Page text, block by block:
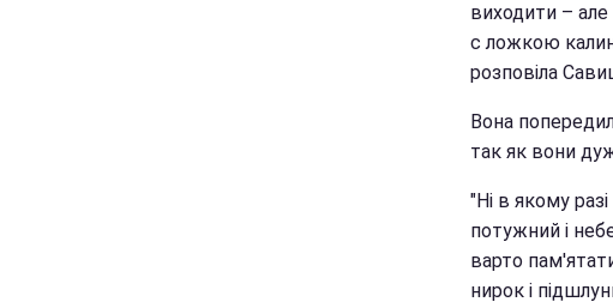
виходити –
c ложкою
розповіла
Вона
так як вони
"Ні в якому
потужний і
варто
нирок і